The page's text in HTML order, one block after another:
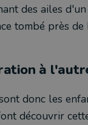
des ailes
tombé près de
à
donc les
découvrir